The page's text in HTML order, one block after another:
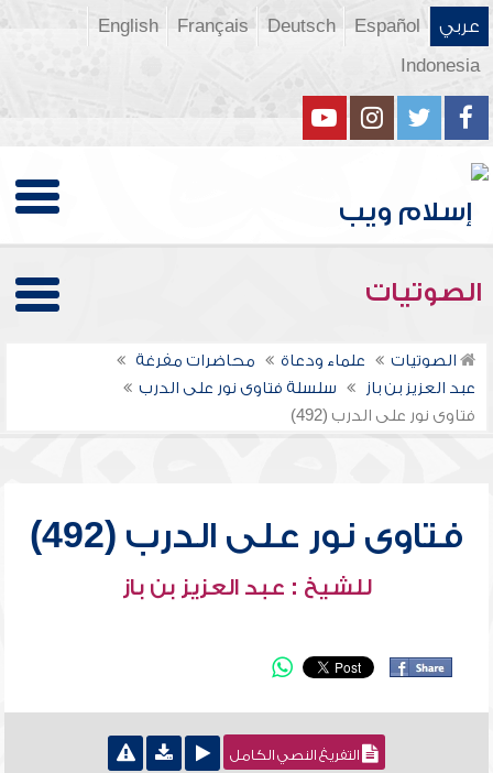
عربي Español
Deutsch
Français
English
Indonesia
الصوتيات
الصوتيات علماء ودعاة
محاضرات مفرغة
عبد العزيز بن باز
سلسلة فتاوى نور على الدرب
فتاوى نور على الدرب (492)
فتاوى نور على الدرب (492)
للشيخ : عبد العزيز بن باز
التفريغ النصي الكامل